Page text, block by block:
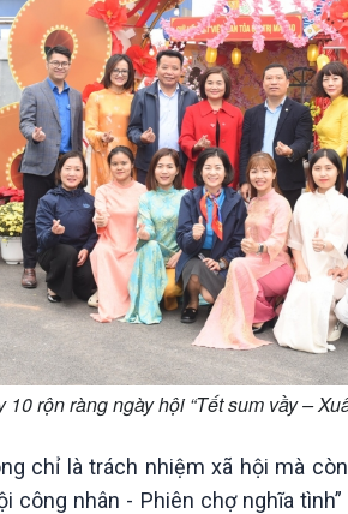
10 rộn ràng ngày hội “Tết sum vầy –
chỉ là trách nhiệm xã hội mà
công nhân - Phiên chợ nghĩa